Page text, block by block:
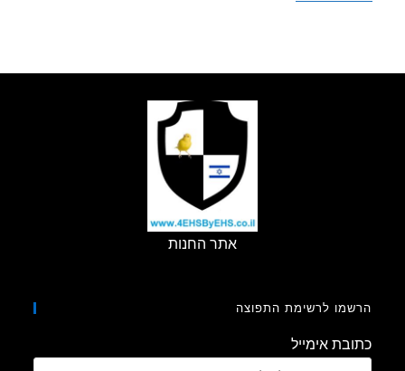
אתר החנות
לרשימת התפוצה
אימייל